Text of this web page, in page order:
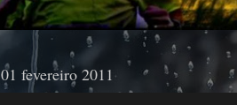
01 fevereiro 2011